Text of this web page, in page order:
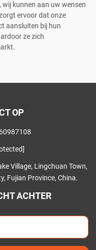
kunnen aan uw wensen
ervoor dat onze
aansluiten bij hun
ze zich
OP
Village, Lingchuan Town,
Fujian Province, China.
ACHTER